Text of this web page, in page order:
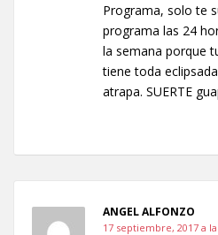
Programa, solo te
programa las 24
la semana porque
tiene toda
atrapa. SUERTE
ANGEL ALFONZO
17 septiembre, 2017 a